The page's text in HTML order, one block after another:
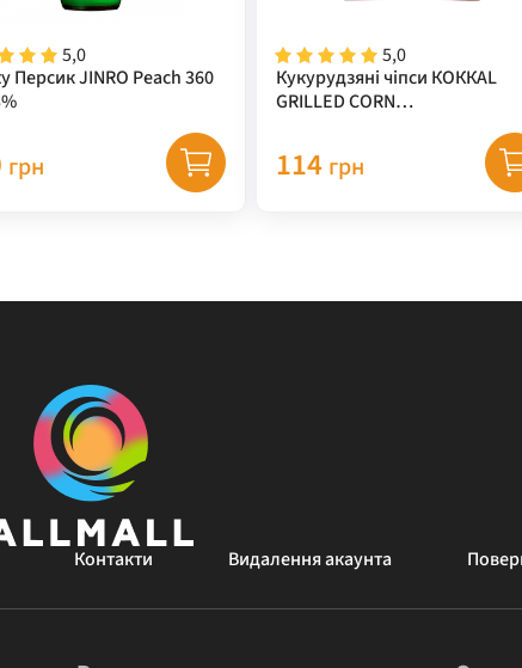
5,0
Персик JINRO Peach 360
грн
5,0
Кукурудзяні чіпси КОККАL
GRILLED CORN
67 г
114 грн
Контакти Видалення акаунта